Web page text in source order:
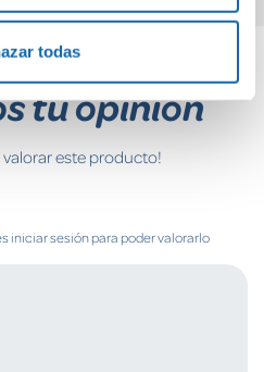
todas
tu opinión
valorar este producto!
iniciar sesión para poder valorarlo